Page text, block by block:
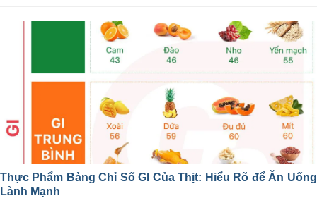
Thực Phẩm Bảng Chỉ Số GI Của Thịt: Hiểu Rõ để Ăn Uống
Lành Mạnh